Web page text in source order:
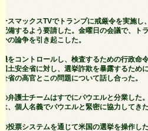
スマックスTVでトランプに戒厳令を実施し
備するよう要請した。金曜日の会議で、ト
の論争を引き起こした。
をコントロールし、検査するための行政命
土安全省に対し、選挙詐欺を暴露するため
省の高官とこの問題について話し合った。
弁護士チームはすでにパウエルと分業した
、個人名義でパウエルと緊密に協力してきた
投票システムを通じて米国の選挙を操作し